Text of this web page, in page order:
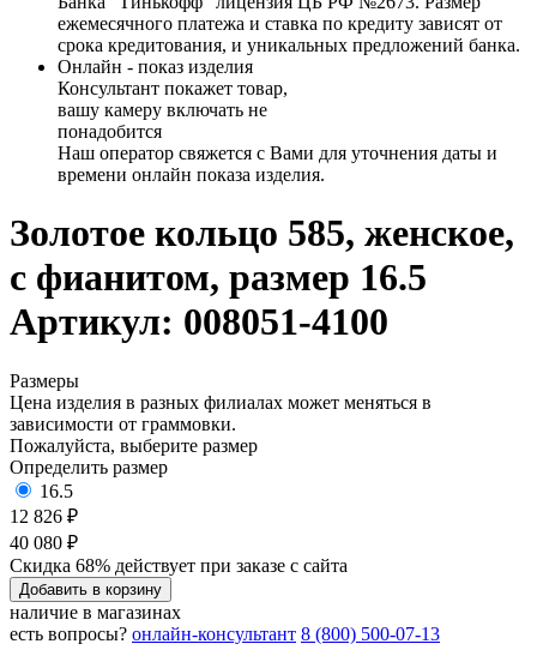
ежемесячного платежа и ставка по кредиту зависят от
срока кредитования, и уникальных предложений банка.
Онлайн - показ изделия
Консультант покажет товар,
вашу камеру включать не
понадобится
Наш оператор свяжется с Вами для уточнения даты и
времени онлайн показа изделия.
Золотое кольцо 585, женское,
с фианитом, размер 16.5
Артикул: 008051-4100
Размеры
Цена изделия в разных филиалах может меняться в
зависимости от граммовки.
Пожалуйста, выберите размер
Определить размер
16.5
12 826 ₽
40 080 ₽
Скидка 68% действует при заказе с сайта
Добавить в корзину
наличие в магазинах
есть вопросы? онлайн-консультант 8 (800) 500-07-13